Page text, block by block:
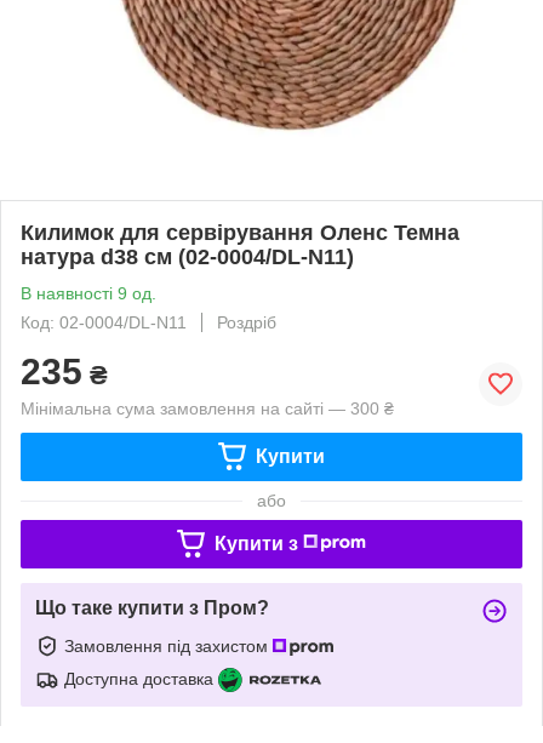
Килимок для сервірування Оленс Темна
натура d38 см (02-0004/DL-N11)
В наявності 9 од.
Код: 02-0004/DL-N11
Роздріб
235 ₴
Мінімальна сума замовлення на сайті — 300 ₴
Купити
або
Купити з
Що таке купити з Пром?
Замовлення під захистом
Доступна доставка